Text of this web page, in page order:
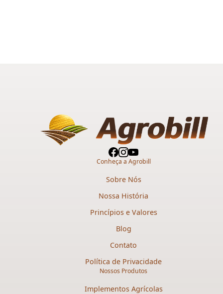
Conheça a Agrobill
Sobre Nós
Nossa História
Princípios e Valores
Blog
Contato
Política de Privacidade
Nossos Produtos
Implementos Agrícolas